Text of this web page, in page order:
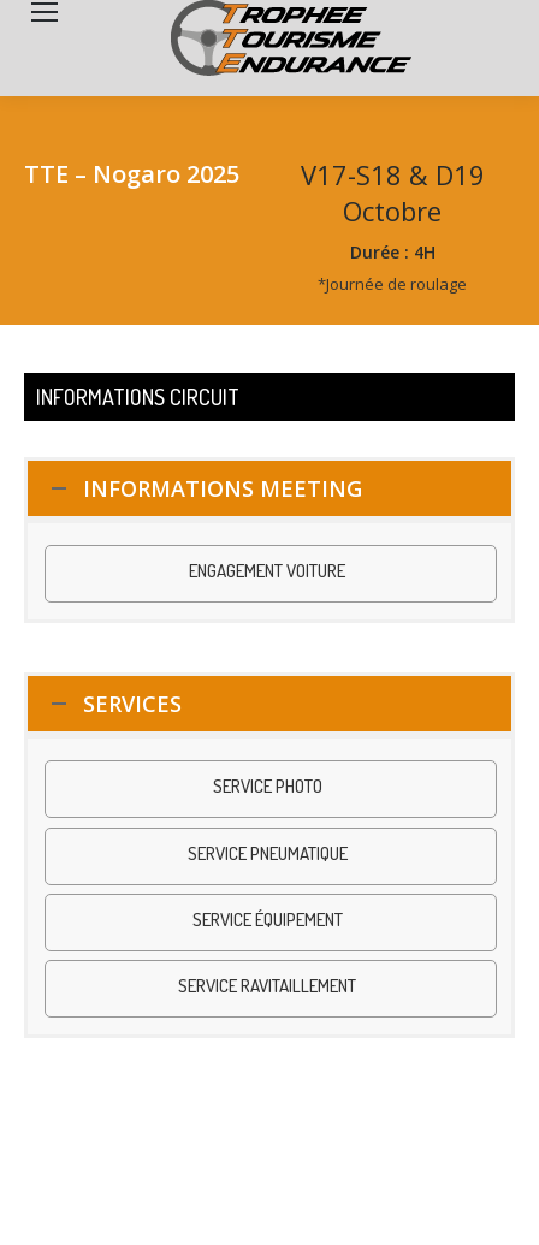
TTE – Nogaro 2025
V17-S18 & D19
Octobre
Durée : 4H
*Journée de roulage
INFORMATIONS CIRCUIT
INFORMATIONS MEETING
ENGAGEMENT VOITURE
SERVICES
SERVICE PHOTO
SERVICE PNEUMATIQUE
SERVICE ÉQUIPEMENT
SERVICE RAVITAILLEMENT